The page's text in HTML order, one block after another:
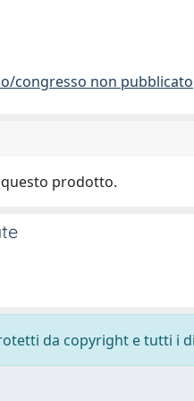
congresso non pubblicato
prodotto.
da copyright e tutti i